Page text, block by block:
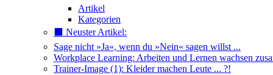
Artikel
Kategorien
⬛️ Neuster Artikel:
Sage nicht »Ja«, wenn du »Nein« sagen willst ...
Workplace Learning: Arbeiten und Lernen wachsen
Trainer-Image (1): Kleider machen Leute ... ?!